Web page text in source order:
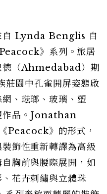
自 Lynda Benglis 自
》系列。旅居
德（Ahmedabad）期
園中孔雀開屏姿態啟
、琺瑯、玻璃、塑
作品。Jonathan
Peacock》的形式，
飾性重新轉譯為高級
胸前與腰際展開，如
花卉刺繡與立體珠